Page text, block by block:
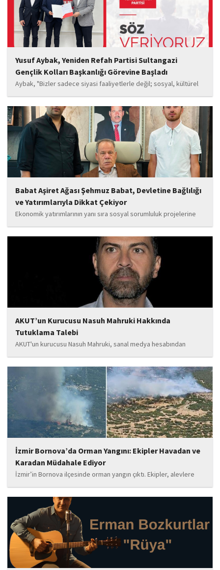
Yusuf Aybak, Yeniden Refah Partisi Sultangazi
Gençlik Kolları Başkanlığı Görevine Başladı
Aybak, "Bizler sadece siyasi faaliyetlerle değil; sosyal, kültürel
ve manevi değerleri güçlendiren çalışmalarla da gençlerimizin
yanında olacağız. Sultangazi'de birlik ve beraberlik ruhunu daha
da güçlendirecek projeleri hayata geçirmek için ekip...
Babat Aşiret Ağası Şehmuz Babat, Devletine Bağlılığı
ve Yatırımlarıyla Dikkat Çekiyor
Ekonomik yatırımlarının yanı sıra sosyal sorumluluk projelerine
de önem veren Babat'ın, eğitim alanında bir lise ile iki okulun
yapımına katkı sunduğu, ayrıca Şırnak'ın çeşitli noktalarında
tamamlanan ve yapımı devam eden...
AKUT’un Kurucusu Nasuh Mahruki Hakkında
Tutuklama Talebi
AKUT'un kurucusu Nasuh Mahruki, sanal medya hesabından
yaptığı '15 Temmuz' paylaşımı nedeniyle 'Halkı kin ve düşmanlığa
tahrik veya aşağılama' suçundan gözaltına alındı. Mahruki,
tutuklama talebiyle Sulh Ceza Hakimliği'ne sevk edildi.
İzmir Bornova’da Orman Yangını: Ekipler Havadan ve
Karadan Müdahale Ediyor
İzmir’in Bornova ilçesinde orman yangın çıktı. Ekipler, alevlere
havadan ve karadan müdahale ediyor.